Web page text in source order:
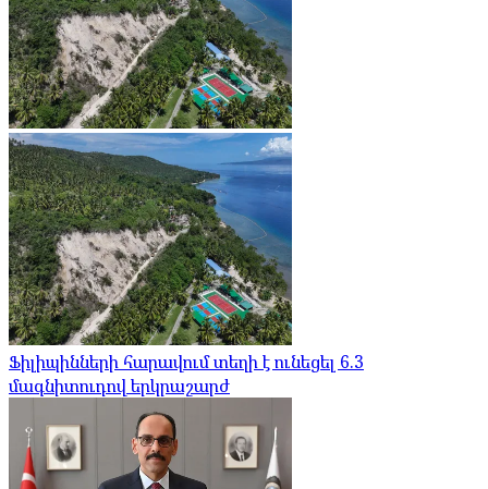
Ֆիլիպինների հարավում տեղի է ունեցել 6.3
մագնիտուդով երկրաշարժ